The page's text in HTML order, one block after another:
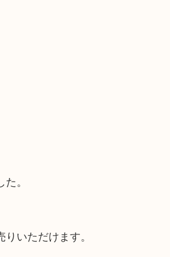
。
いただけます。